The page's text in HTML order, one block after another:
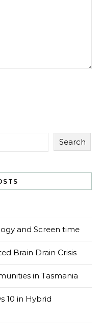
Search
and Screen time
Brain Drain Crisis
in Tasmania
10 in Hybrid